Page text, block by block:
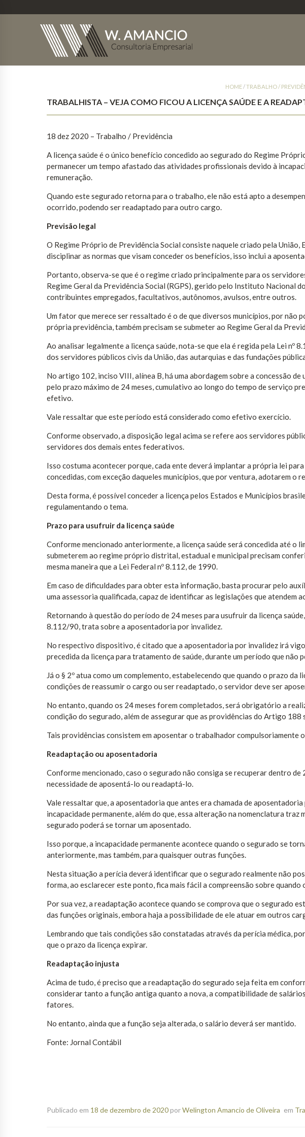
HOME/TRABALHO /
TRABALHISTA – VEJA COMO FICOU A LICENÇA SAÚDE E A
18 dez 2020 – Trabalho / Previdência
A licença saúde é o único benefício concedido ao segurado do Regime
permanecer um tempo afastado das atividades profissionais devido à
remuneração.
Quando este segurado retorna para o trabalho, ele não está apto a
ocorrido, podendo ser readaptado para outro cargo.
Previsão legal
O Regime Próprio de Previdência Social consiste naquele criado pela
disciplinar as normas que visam conceder os benefícios, isso inclui a
Portanto, observa-se que é o regime criado principalmente para os
Regime Geral da Previdência Social (RGPS), gerido pelo Instituto Nacional
contribuintes empregados, facultativos, autônomos, avulsos, entre outros.
Um fator que merece ser ressaltado é o de que diversos municípios, por não
própria previdência, também precisam se submeter ao Regime Geral da
Ao analisar legalmente a licença saúde, nota-se que ela é regida pela Lei nº
dos servidores públicos civis da União, das autarquias e das fundações
No artigo 102, inciso VIII, alínea B, há uma abordagem sobre a concessão
pelo prazo máximo de 24 meses, cumulativo ao longo do tempo de serviço
efetivo.
Vale ressaltar que este período está considerado como efetivo exercício.
Conforme observado, a disposição legal acima se refere aos servidores
servidores dos demais entes federativos.
Isso costuma acontecer porque, cada ente deverá implantar a própria lei
concedidas, com exceção daqueles municípios, que por ventura, adotarem
Desta forma, é possível conceder a licença pelos Estados e Municípios
regulamentando o tema.
Prazo para usufruir da licença saúde
Conforme mencionado anteriormente, a licença saúde será concedida até o
submeterem ao regime próprio distrital, estadual e municipal precisam
mesma maneira que a Lei Federal nº 8.112, de 1990.
Em caso de dificuldades para obter esta informação, basta procurar pelo
uma assessoria qualificada, capaz de identificar as legislações que atendem
Retornando à questão do período de 24 meses para usufruir da licença
8.112/90, trata sobre a aposentadoria por invalidez.
No respectivo dispositivo, é citado que a aposentadoria por invalidez irá
precedida da licença para tratamento de saúde, durante um período que não
Já o § 2º atua como um complemento, estabelecendo que quando o prazo
condições de reassumir o cargo ou ser readaptado, o servidor deve ser
No entanto, quando os 24 meses forem completados, será obrigatório a
condição do segurado, além de assegurar que as providências do Artigo 188
Tais providências consistem em aposentar o trabalhador compulsoriamente
Readaptação ou aposentadoria
Conforme mencionado, caso o segurado não consiga se recuperar dentro de
necessidade de aposentá-lo ou readaptá-lo.
Vale ressaltar que, a aposentadoria que antes era chamada de
incapacidade permanente, além do que, essa alteração na nomenclatura traz
segurado poderá se tornar um aposentado.
Isso porque, a incapacidade permanente acontece quando o segurado se
anteriormente, mas também, para quaisquer outras funções.
Nesta situação a perícia deverá identificar que o segurado realmente não
forma, ao esclarecer este ponto, fica mais fácil a compreensão sobre
Por sua vez, a readaptação acontece quando se comprova que o segurado
das funções originais, embora haja a possibilidade de ele atuar em outros
Lembrando que tais condições são constatadas através da perícia médica,
que o prazo da licença expirar.
Readaptação injusta
Acima de tudo, é preciso que a readaptação do segurado seja feita em
considerar tanto a função antiga quanto a nova, a compatibilidade de
fatores.
No entanto, ainda que a função seja alterada, o salário deverá ser mantido.
Fonte: Jornal Contábil
Publicado em 18 de dezembro de 2020porWelington Amancio de Oliveira em